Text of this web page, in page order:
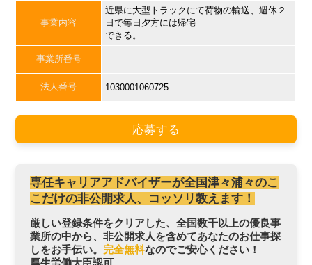
事業内容
近県に大型トラックにて荷物の輸送、週休２
日で毎日夕方には帰宅
できる。
事業所番号
法人番号 1030001060725
応募する
専任キャリアアドバイザーが全国津々浦々のこ
こだけの非公開求人、コッソリ教えます！
厳しい登録条件をクリアした、全国数千以上の優良事
業所の中から、非公開求人を含めてあなたのお仕事探
しをお手伝い。 完全無料なのでご安心ください！